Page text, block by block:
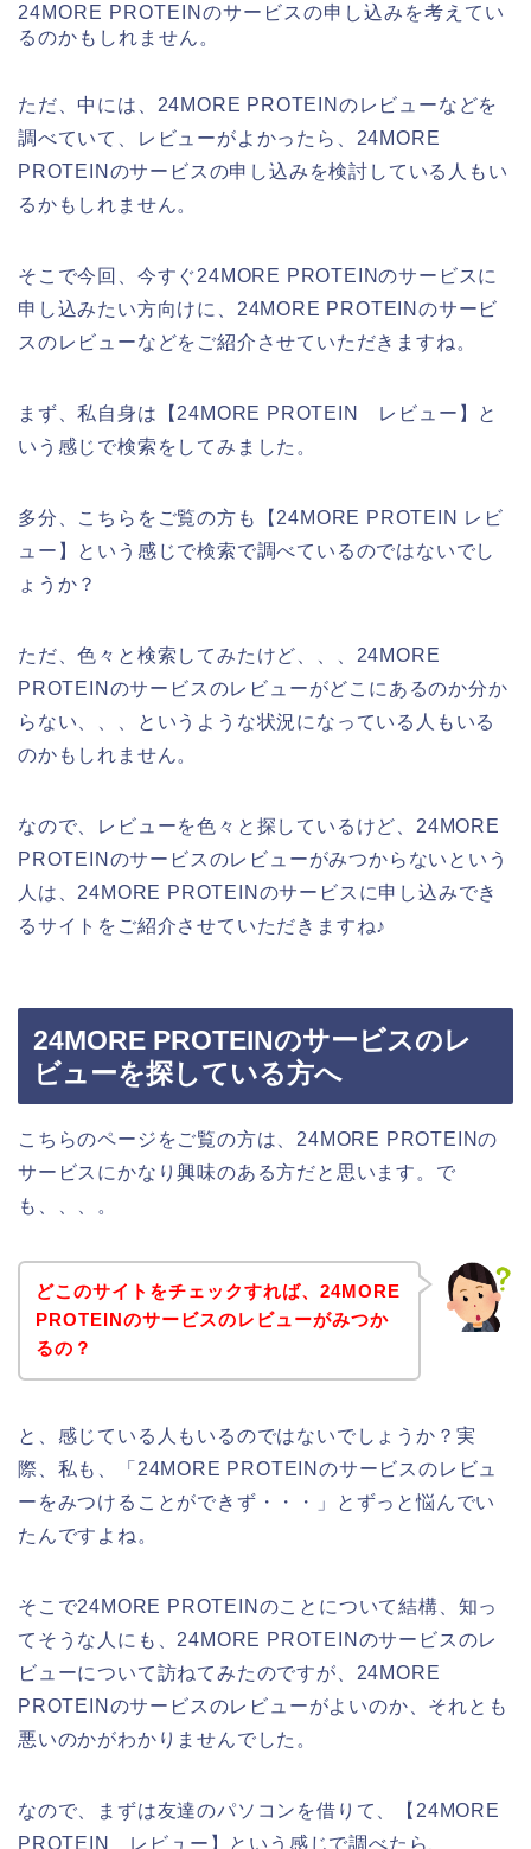
24MORE PROTEINのサービスの申し込みを考えてい
るのかもしれません。
ただ、中には、24MORE PROTEINのレビューなどを
調べていて、レビューがよかったら、24MORE
PROTEINのサービスの申し込みを検討している人もい
るかもしれません。
そこで今回、今すぐ24MORE PROTEINのサービスに
申し込みたい方向けに、24MORE PROTEINのサービ
スのレビューなどをご紹介させていただきますね。
まず、私自身は【24MORE PROTEIN レビュー】と
いう感じで検索をしてみました。
多分、こちらをご覧の方も【24MORE PROTEIN レビ
ュー】という感じで検索で調べているのではないでし
ょうか？
ただ、色々と検索してみたけど、、、24MORE
PROTEINのサービスのレビューがどこにあるのか分か
らない、、、というような状況になっている人もいる
のかもしれません。
なので、レビューを色々と探しているけど、24MORE
PROTEINのサービスのレビューがみつからないという
人は、24MORE PROTEINのサービスに申し込みでき
るサイトをご紹介させていただきますね♪
24MORE PROTEINのサービスのレ
ビューを探している方へ
こちらのページをご覧の方は、24MORE PROTEINの
サービスにかなり興味のある方だと思います。で
も、、、。
どこのサイトをチェックすれば、24MORE
PROTEINのサービスのレビューがみつか
るの？
と、感じている人もいるのではないでしょうか？実
際、私も、「24MORE PROTEINのサービスのレビュ
ーをみつけることができず・・・」とずっと悩んでい
たんですよね。
そこで24MORE PROTEINのことについて結構、知っ
てそうな人にも、24MORE PROTEINのサービスのレ
ビューについて訪ねてみたのですが、24MORE
PROTEINのサービスのレビューがよいのか、それとも
悪いのかがわかりませんでした。
なので、まずは友達のパソコンを借りて、【24MORE
PROTEIN レビュー】という感じで調べたら、